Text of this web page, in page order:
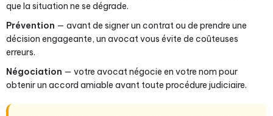
que la situation ne se dégrade.
Prévention — avant de signer un contrat ou de prendre une
décision engageante, un avocat vous évite de coûteuses
erreurs.
Négociation — votre avocat négocie en votre nom pour
obtenir un accord amiable avant toute procédure judiciaire.